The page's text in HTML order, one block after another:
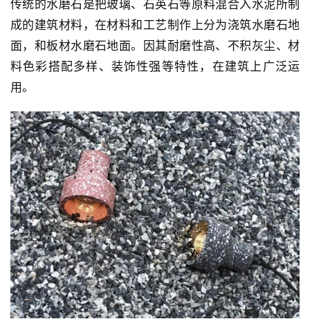
传统的水磨石是把玻璃、石英石等原料混合入水泥所制
成的建筑材料，在材料和工艺制作上分为浇筑水磨石地
面，和板材水磨石地面。因其耐磨性高、不积灰尘、材
料色彩搭配多样、装饰性强等特性，在建筑上广泛运
用。